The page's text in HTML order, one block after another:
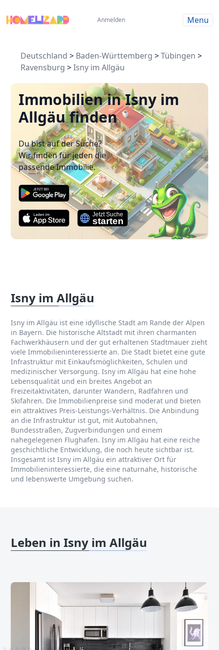
Anmelden Menu
Deutschland > Baden-Württemberg >Tübingen >
Ravensburg >Isny im Allgäu
Immobilien in Isny im
Allgäu finden
Du bist auf der Suche?
Wir finden für jeden die
passende Immobilie.
Isny im Allgäu
Isny im Allgäu ist eine idyllische Stadt am Rande der Alpen
in Bayern. Die historische Altstadt mit ihren charmanten
Fachwerkhäusern und der gut erhaltenen Stadtmauer zieht
viele Immobilieninteressierte an. Die Stadt bietet eine gute
Infrastruktur mit Einkaufsmöglichkeiten, Schulen und
medizinischer Versorgung. Isny im Allgäu hat eine hohe
Lebensqualität und ein breites Angebot an
Freizeitaktivitäten, darunter Wandern, Radfahren und
Skifahren. Die Immobilienpreise sind moderat und bieten
ein attraktives Preis-Leistungs-Verhältnis. Die Anbindung
an die Infrastruktur ist gut, mit Autobahnen,
Bundesstraßen, Zugverbindungen und einem
nahegelegenen Flughafen. Isny im Allgäu hat eine reiche
geschichtliche Entwicklung, die noch heute sichtbar ist.
Insgesamt ist Isny im Allgäu ein attraktiver Ort für
Immobilieninteressierte, die eine naturnahe, historische
und lebenswerte Umgebung suchen.
Leben in Isny im Allgäu